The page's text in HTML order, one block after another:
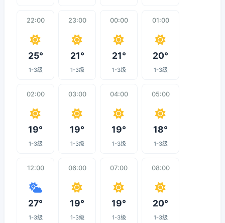
22:00
25°
1-3级
23:00
21°
1-3级
00:00
21°
1-3级
01:00
20°
1-3级
02:00
19°
1-3级
03:00
19°
1-3级
04:00
19°
1-3级
05:00
18°
1-3级
12:00
27°
1-3级
06:00
19°
1-3级
07:00
19°
1-3级
08:00
20°
1-3级